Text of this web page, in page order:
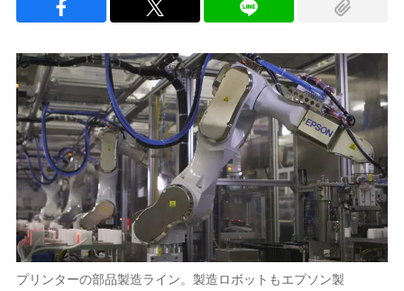
プリンターの部品製造ライン。製造ロボットもエプソン製